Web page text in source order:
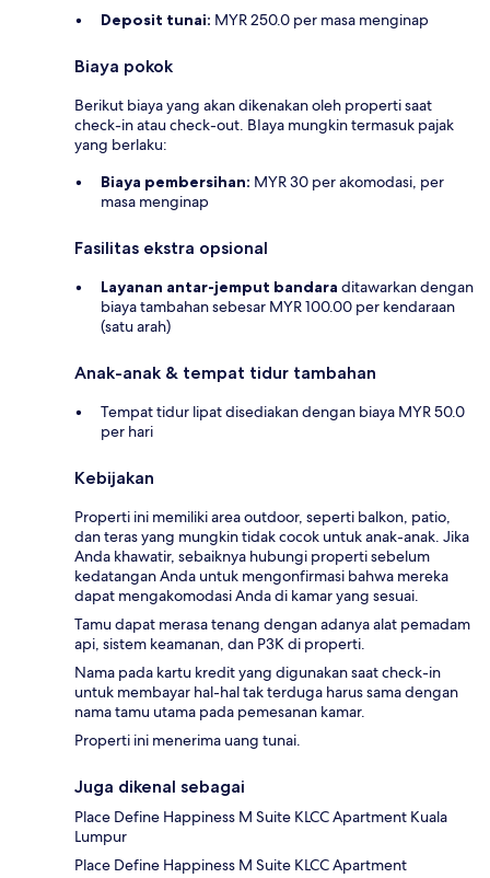
Deposit tunai: MYR 250.0 per masa menginap
Biaya pokok
Berikut biaya yang akan dikenakan oleh properti saat
check-in atau check-out. BIaya mungkin termasuk pajak
yang berlaku:
Biaya pembersihan: MYR 30 per akomodasi, per
masa menginap
Fasilitas ekstra opsional
Layanan antar-jemput bandara ditawarkan dengan
biaya tambahan sebesar MYR 100.00 per kendaraan
(satu arah)
Anak-anak & tempat tidur tambahan
Tempat tidur lipat disediakan dengan biaya MYR 50.0
per hari
Kebijakan
Properti ini memiliki area outdoor, seperti balkon, patio,
dan teras yang mungkin tidak cocok untuk anak-anak. Jika
Anda khawatir, sebaiknya hubungi properti sebelum
kedatangan Anda untuk mengonfirmasi bahwa mereka
dapat mengakomodasi Anda di kamar yang sesuai.
Tamu dapat merasa tenang dengan adanya alat pemadam
api, sistem keamanan, dan P3K di properti.
Nama pada kartu kredit yang digunakan saat check-in
untuk membayar hal-hal tak terduga harus sama dengan
nama tamu utama pada pemesanan kamar.
Properti ini menerima uang tunai.
Juga dikenal sebagai
Place Define Happiness M Suite KLCC Apartment Kuala
Lumpur
Place Define Happiness M Suite KLCC Apartment